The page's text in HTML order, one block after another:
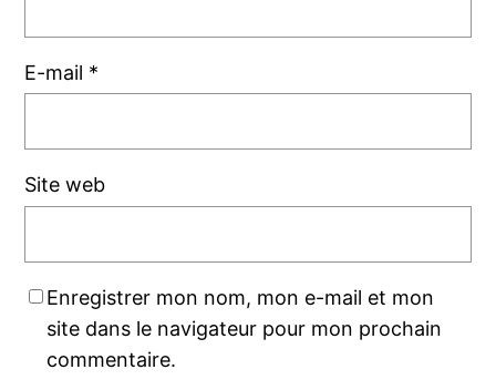
E-mail *
Site web
Enregistrer mon nom, mon e-mail et mon
site dans le navigateur pour mon prochain
commentaire.